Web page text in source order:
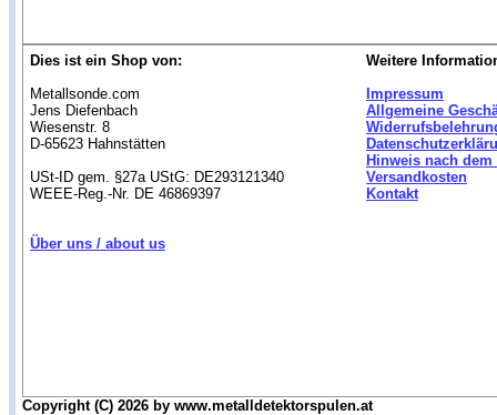
Dies ist ein Shop von:
Metallsonde.com
Jens Diefenbach
Wiesenstr. 8
D-65623 Hahnstätten
USt-ID gem. §27a UStG: DE293121340
WEEE-Reg.-Nr. DE 46869397
Über uns / about us
Weitere
Impressum
Allgemeine
Hinweis nach
Versandkosten
Kontakt
Copyright (C) 2026 by www.metalldetektorspulen.at